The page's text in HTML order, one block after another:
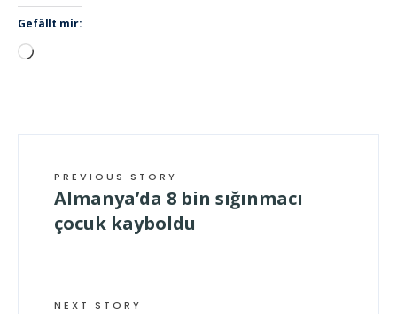
Gefällt mir:
Wird
PREVIOUS STORY
Almanya’da 8 bin sığınmacı
çocuk kayboldu
NEXT STORY